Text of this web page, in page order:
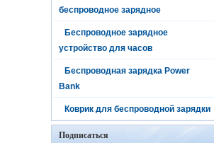
беспроводное зарядное
Беспроводное зарядное
устройство для часов
Беспроводная зарядка Power
Bank
Коврик для беспроводной зарядки
Подписаться